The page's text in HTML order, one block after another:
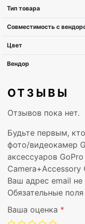
ОТЗЫВЫ
Отзывов пока нет.
Будьте первым,
фото/видеокамер
аксессуаров
Camera+Accessory
Ваш адрес email не
Обязательные
Ваша оценка *